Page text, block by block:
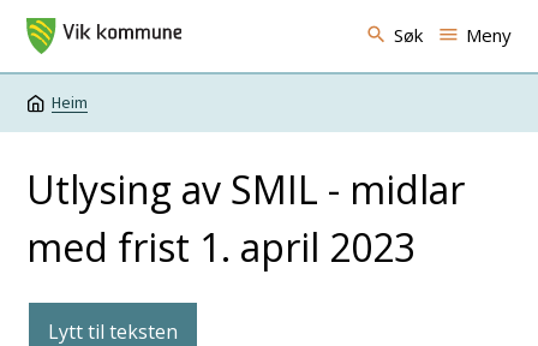
Vik kommune Søk Meny
Du er her:
Heim
Utlysing av SMIL - midlar
med frist 1. april 2023
Lytt til teksten